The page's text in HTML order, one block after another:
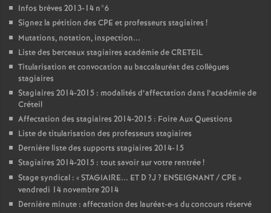
Infos brèves 2013-14 n°6
Signez la pétition des CPE et professeurs stagiaires !
Mutations, notation, inspection...
Liste des berceaux stagiaires académie deCRETEIL
Titularisation et convocation au baccalauréat des collègues
stagiaires
Stagiaires 2014-2015 : modalités d’affectation dans l’académie de
Créteil
Affectation des stagiaires 2014-2015 : Foire Aux Questions
Liste de titularisation des professeurs stagiaires
Dernière liste des supports stagiaires 2014-15
Stagiaires 2014-2015 : tout savoir sur votre rentrée!
Stage syndical : «STAGIAIRE... ET D ?J ? ENSEIGNANT/CPE »
vendredi 14 novembre 2014
Dernière minute : affectation des lauréat-e-s du concours réservé